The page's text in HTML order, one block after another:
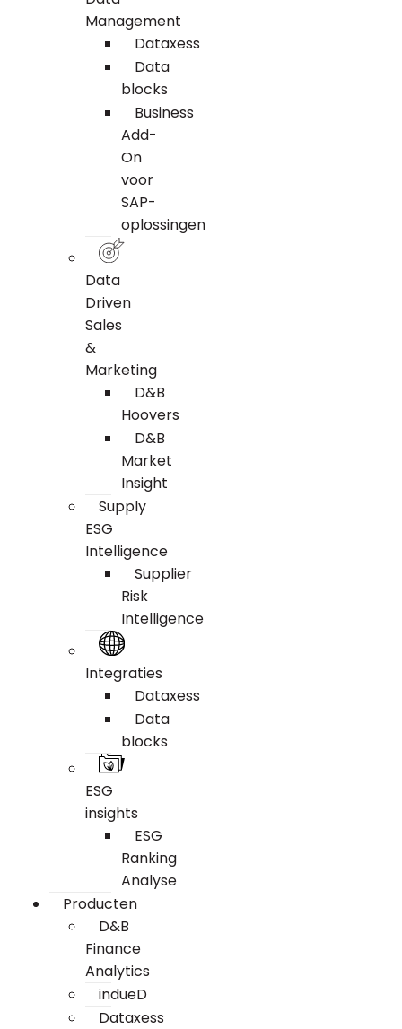
Management
Dataxess
Data
blocks
Business
Add-
On
voor
SAP-
oplossingen
Data
Driven
Sales
&
Marketing
D&B
Hoovers
D&B
Market
Insight
Supply
ESG
Intelligence
Supplier
Risk
Intelligence
Integraties
Dataxess
Data
blocks
ESG
insights
ESG
Ranking
Analyse
Producten
D&B
Finance
Analytics
indueD
Dataxess